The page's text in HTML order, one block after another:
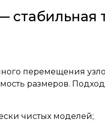
стабильная
перемещения
размеров.
чистых моделей;